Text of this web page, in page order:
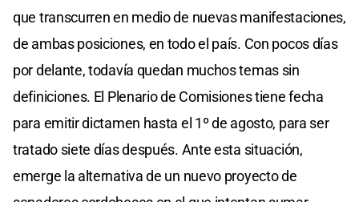
que transcurren en medio de nuevas manifestaciones,
de ambas posiciones, en todo el país. Con pocos días
por delante, todavía quedan muchos temas sin
definiciones. El Plenario de Comisiones tiene fecha
para emitir dictamen hasta el 1º de agosto, para ser
tratado siete días después. Ante esta situación,
emerge la alternativa de un nuevo proyecto de